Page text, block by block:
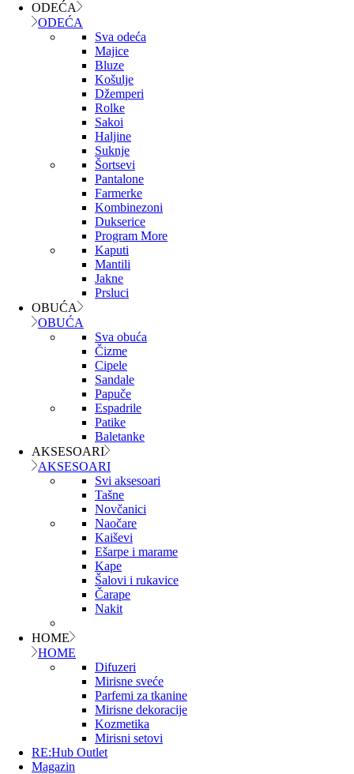
ODEĆA
ODEĆA
Sva odeća
Majice
Bluze
Košulje
Džemperi
Rolke
Sakoi
Haljine
Suknje
Šortsevi
Pantalone
Farmerke
Kombinezoni
Dukserice
Program More
Kaputi
Mantili
Jakne
Prsluci
OBUĆA
OBUĆA
Sva obuća
Čizme
Cipele
Sandale
Papuče
Espadrile
Patike
Baletanke
AKSESOARI
AKSESOARI
Svi aksesoari
Tašne
Novčanici
Naočare
Kaiševi
Ešarpe i marame
Kape
Šalovi i rukavice
Čarape
Nakit
HOME
HOME
Difuzeri
Mirisne sveće
Parfemi za tkanine
Mirisne dekoracije
Kozmetika
Mirisni setovi
RE:Hub Outlet
Magazin